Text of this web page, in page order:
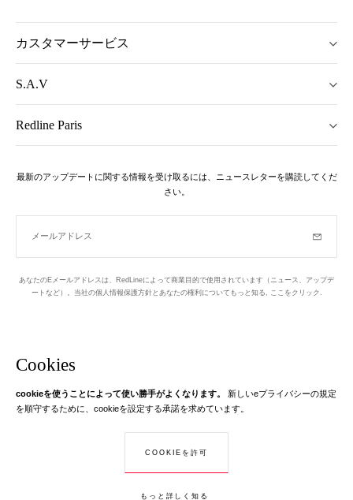
Cookies
cookieを使うことによって使い勝手がよくなります。
新しいeプライバシーの規定
を順守するために、cookieを設定する承諾を求めています。
COOKIEを許可
もっと詳しく知る
カスタマーサービス
S.A.V
Redline Paris
最新のアップデートに関する情報を受け取るには、ニュースレターを購読してくだ
さい。
メールアドレス
あなたのEメールアドレスは、RedLineによって商業目的で使用されています（ニュース、アップデ
ートなど）。当社の個人情報保護方針とあなたの権利についてもっと知る, ここをクリック.
© Creaddict - 全著作権所有
Instagram Facebook Twitter Pinterest
あなたのEメール
あなたのEメールアドレスは、RedLineに関する情報を送信するためにのみ
ス、修正および反対の権利があります。